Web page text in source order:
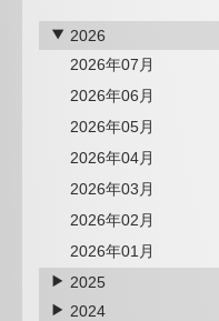
2026
2026年07月
2026年06月
2026年05月
2026年04月
2026年03月
2026年02月
2026年01月
2025
2024